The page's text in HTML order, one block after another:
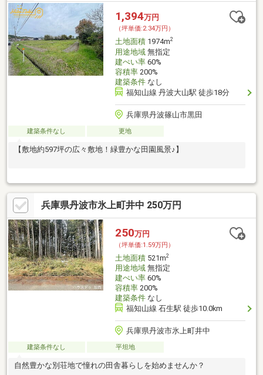
1,394万円
（坪単価:2.34万円）
土地面積1974m2
用途地域無指定
建ぺい率60%
容積率200%
建築条件なし
福知山線 丹波大山駅 徒歩18分
兵庫県丹波篠山市黒田
建築条件なし 更地
【敷地約597坪の広々敷地！緑豊かな田園風景♪】
兵庫県丹波市氷上町井中 250万円
250万円
（坪単価:1.59万円）
土地面積521m2
用途地域無指定
建ぺい率60%
容積率200%
建築条件なし
福知山線 石生駅 徒歩10.0km
兵庫県丹波市氷上町井中
建築条件なし 平坦地
自然豊かな別荘地で憧れの田舎暮らしを始めませんか？